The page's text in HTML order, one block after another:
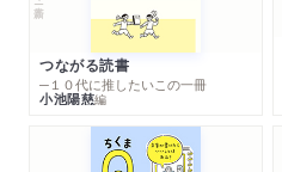
つながる読書
─１０代に推したいこの一冊
小池陽慈編